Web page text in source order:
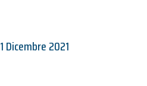
1 Dicembre 2021